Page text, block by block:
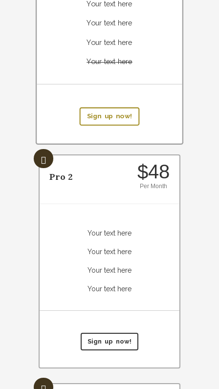
Your text here
Your text here
Your text here
Your text here
Sign up now!
Pro 2 $48
Per Month
Your text here
Your text here
Your text here
Your text here
Sign up now!